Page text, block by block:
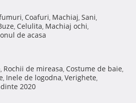
, Coafuri, Machiaj, Sani,
, Celulita, Machiaj ochi,
de acasa
, Rochii de mireasa, Costume de baie,
, Inele de logodna, Verighete,
2020